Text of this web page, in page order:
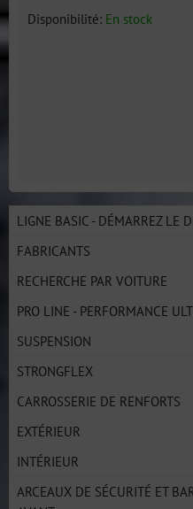
Disponibilité: En stock
LIGNE BASIC - DÉMARREZ LE
FABRICANTS
RECHERCHE PAR VOITURE
PRO LINE - PERFORMANCE
SUSPENSION
STRONGFLEX
CARROSSERIE DE RENFORTS
EXTÉRIEUR
INTÉRIEUR
ARCEAUX DE SÉCURITÉ ET